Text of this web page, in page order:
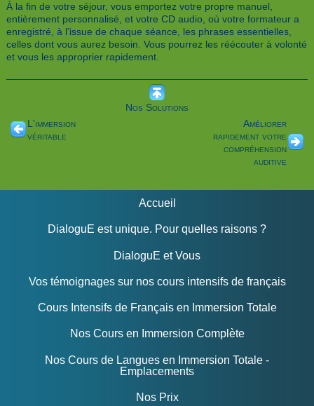
À la fin de votre séjour, vous emportez votre propre manuel,
entièrement personnalisé, et votre CD audio, où votre formateur a
enregistré, à l'issue de chaque séance, les phrases essentielles,
celles dont vous aurez besoin. Vous pourrez les réécouter à volonté
et vous les approprier rapidement.
Nos Solutions
L'immersion
véritable
Améliorer
rapidement votre
compréhension
auditive
Accueil
DialoguE est unique. Pour quelles raisons ?
DialoguE et Vous
Vos témoignages sur nos cours intensifs de français
Cours Intensifs de Français en Immersion Totale
Nos Cours en Immersion Complète
Nos Cours de Langues en Immersion Totale -
Emplacements
Nos Prix